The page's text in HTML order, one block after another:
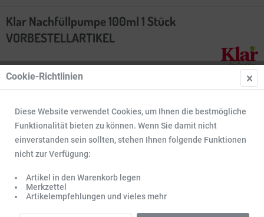
Klar Nachfüllpumpe 100ml 1 Stück
VORBESTELLARTIKEL
Cookie-Richtlinien
Diese Website verwendet Cookies, um Ihnen die bestmögliche
Funktionalität bieten zu können. Wenn Sie damit nicht
einverstanden sein sollten, stehen Ihnen folgende Funktionen
nicht zur Verfügung:
Artikel in den Warenkorb legen
Merkzettel
Artikelempfehlungen und vieles mehr